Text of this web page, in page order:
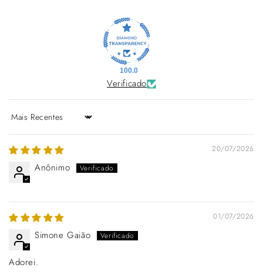
100.0
Verificado
Sort by
20/07/2026
Anônimo
01/07/2026
Simone Gaião
Adorei.